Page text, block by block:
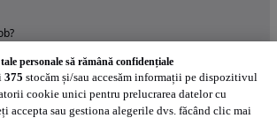
personale să rămână confidențiale
375 stocăm și/sau accesăm informații pe dispozitivul
cookie unici pentru prelucrarea datelor cu
accepta sau gestiona alegerile dvs. făcând clic mai